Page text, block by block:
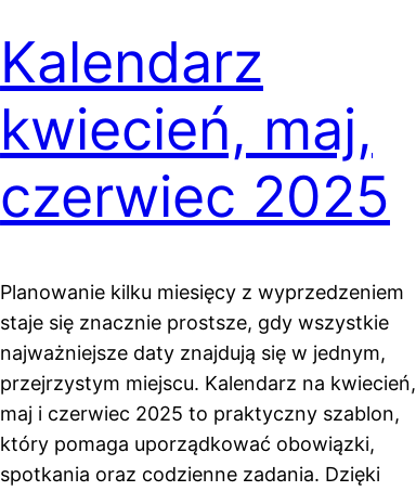
Kalendarz
kwiecień, maj,
czerwiec 2025
Planowanie kilku miesięcy z wyprzedzeniem
staje się znacznie prostsze, gdy wszystkie
najważniejsze daty znajdują się w jednym,
przejrzystym miejscu. Kalendarz na kwiecień,
maj i czerwiec 2025 to praktyczny szablon,
który pomaga uporządkować obowiązki,
spotkania oraz codzienne zadania. Dzięki